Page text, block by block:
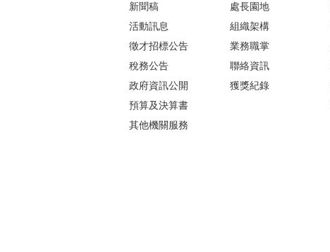
新聞稿
活動訊息
徵才招標公告
稅務公告
政府資訊公開
預算及決算書
其他機關服務
處長園地
組織架構
業務職掌
聯絡資訊
獲獎紀錄